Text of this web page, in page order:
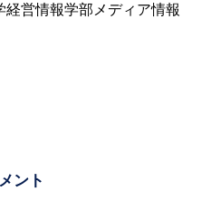
営情報学部メディア情報
ント